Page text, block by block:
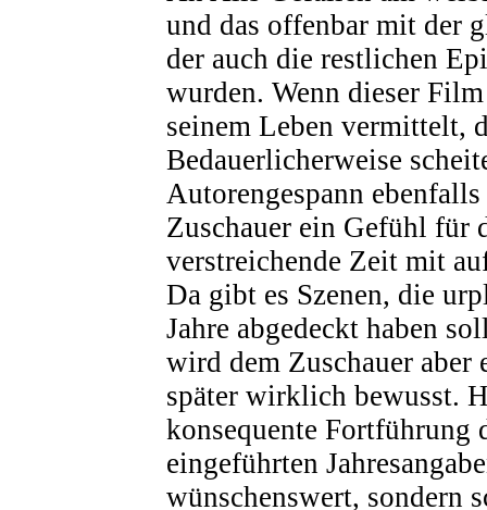
und das offenbar mit der
der auch die restlichen
wurden. Wenn dieser
seinem Leben vermittelt,
Bedauerlicherweise
Autorengespann
Zuschauer ein Gefühl für
verstreichende Zeit mit
Da gibt es Szenen, die
Jahre abgedeckt haben
wird dem Zuschauer
später wirklich bewusst.
konsequente Fortführung
eingeführten
wünschenswert, sondern